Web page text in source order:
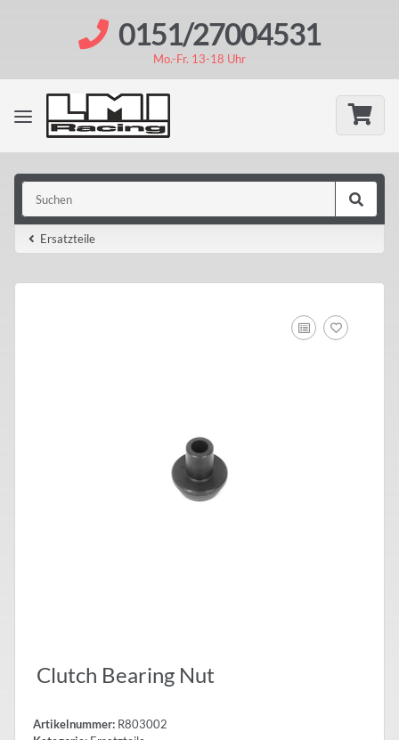
0151/27004531
Mo.-Fr. 13-18 Uhr
Ersatzteile
Clutch Bearing Nut
Artikelnummer: R803002